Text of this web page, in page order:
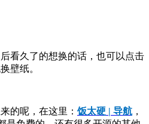
久了的想换的话，也可以点击
壁纸。
的呢，在这里：饭太硬 | 导航 ，